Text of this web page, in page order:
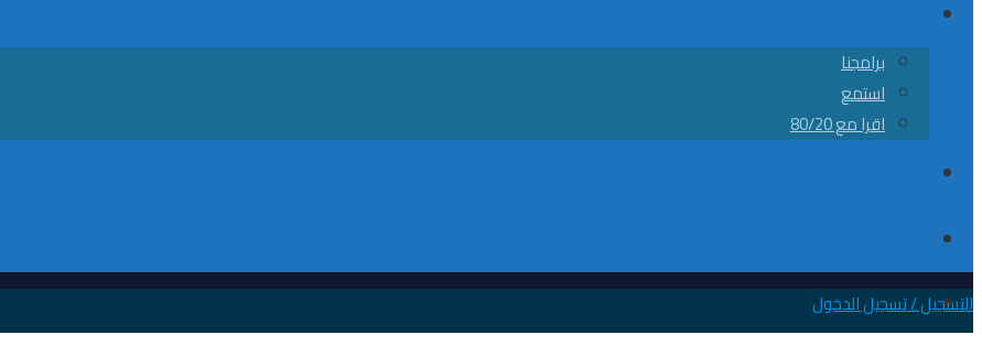
برامجنا
استمع
اقرا مع 80/20
التسجيل / تسجيل الدخول